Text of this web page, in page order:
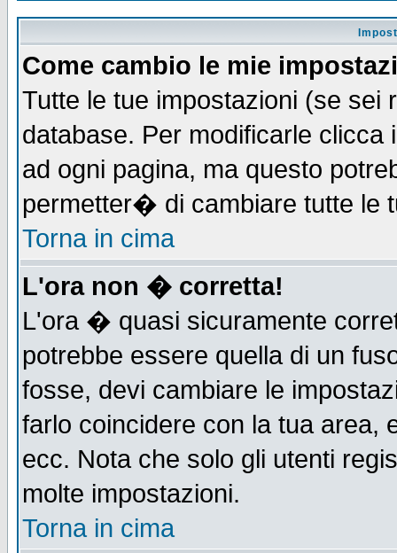
Come cambio le mie
Tutte le tue impostazioni (se sei
database. Per modificarle clicca
ad ogni pagina, ma questo
permetter� di cambiare tutte le
Torna in cima
L'ora non � corretta!
L'ora � quasi sicuramente
potrebbe essere quella di un
fosse, devi cambiare le
farlo coincidere con la tua area,
ecc. Nota che solo gli utenti
molte impostazioni.
Torna in cima